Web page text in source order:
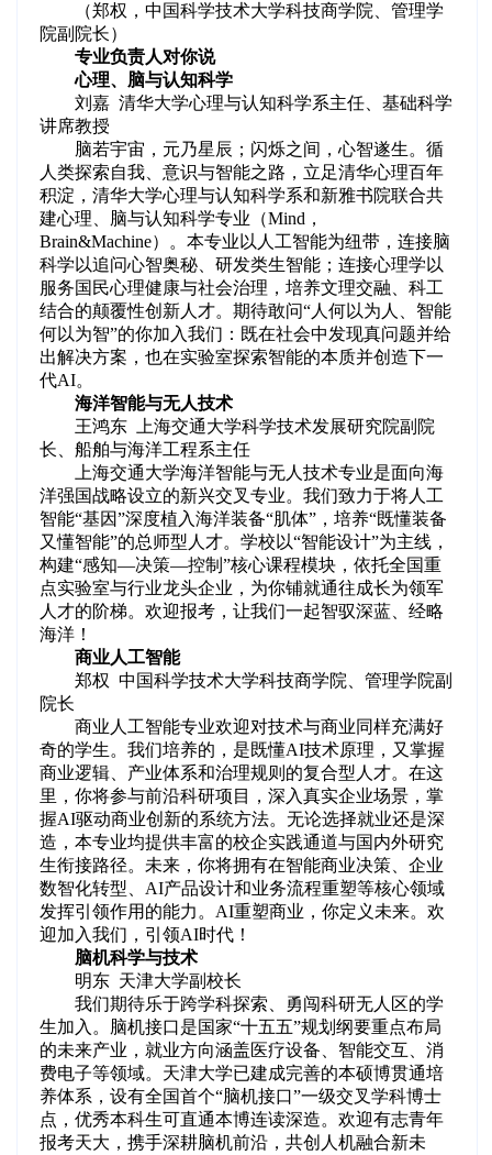
（郑权，中国科学技术大学科技商学院、管理学
院副院长）
专业负责人对你说
心理、脑与认知科学
刘嘉 清华大学心理与认知科学系主任、基础科学
讲席教授
脑若宇宙，元乃星辰；闪烁之间，心智遂生。循
人类探索自我、意识与智能之路，立足清华心理百年
积淀，清华大学心理与认知科学系和新雅书院联合共
建心理、脑与认知科学专业（Mind，
Brain&Machine）。本专业以人工智能为纽带，连接脑
科学以追问心智奥秘、研发类生智能；连接心理学以
服务国民心理健康与社会治理，培养文理交融、科工
结合的颠覆性创新人才。期待敢问“人何以为人、智能
何以为智”的你加入我们：既在社会中发现真问题并给
出解决方案，也在实验室探索智能的本质并创造下一
代AI。
海洋智能与无人技术
王鸿东 上海交通大学科学技术发展研究院副院
长、船舶与海洋工程系主任
上海交通大学海洋智能与无人技术专业是面向海
洋强国战略设立的新兴交叉专业。我们致力于将人工
智能“基因”深度植入海洋装备“肌体”，培养“既懂装备
又懂智能”的总师型人才。学校以“智能设计”为主线，
构建“感知—决策—控制”核心课程模块，依托全国重
点实验室与行业龙头企业，为你铺就通往成长为领军
人才的阶梯。欢迎报考，让我们一起智驭深蓝、经略
海洋！
商业人工智能
郑权 中国科学技术大学科技商学院、管理学院副
院长
商业人工智能专业欢迎对技术与商业同样充满好
奇的学生。我们培养的，是既懂AI技术原理，又掌握
商业逻辑、产业体系和治理规则的复合型人才。在这
里，你将参与前沿科研项目，深入真实企业场景，掌
握AI驱动商业创新的系统方法。无论选择就业还是深
造，本专业均提供丰富的校企实践通道与国内外研究
生衔接路径。未来，你将拥有在智能商业决策、企业
数智化转型、AI产品设计和业务流程重塑等核心领域
发挥引领作用的能力。AI重塑商业，你定义未来。欢
迎加入我们，引领AI时代！
脑机科学与技术
明东 天津大学副校长
我们期待乐于跨学科探索、勇闯科研无人区的学
生加入。脑机接口是国家“十五五”规划纲要重点布局
的未来产业，就业方向涵盖医疗设备、智能交互、消
费电子等领域。天津大学已建成完善的本硕博贯通培
养体系，设有全国首个“脑机接口”一级交叉学科博士
点，优秀本科生可直通本博连读深造。欢迎有志青年
报考天大，携手深耕脑机前沿，共创人机融合新未